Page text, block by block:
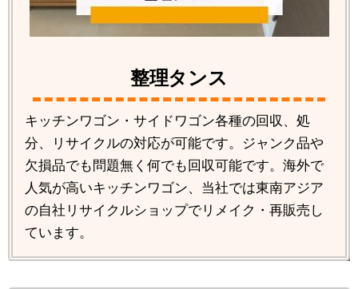
整理タンス
キッチンワゴン・サイドワゴン各種の回収、処
分、リサイクルの対応が可能です。ジャンク品や
欠損品でも問題無く何でも回収可能です。海外で
人気が高いキッチンワゴン、当社では東南アジア
の自社リサイクルショップでリメイク・再販売し
ています。